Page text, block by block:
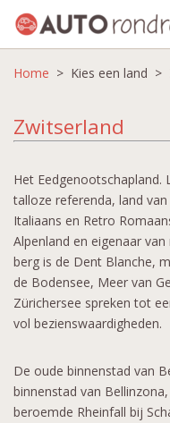
Kies een vakantie
Home Zoeken
Home > Kies een land >
Zwitserland
Het Eedgenootschapland.
talloze referenda, land
Italiaans en Retro
Alpenland en eigenaar
berg is de Dent Blanche,
de Bodensee, Meer van
Zürichersee spreken tot
vol bezienswaardigheden.
De oude binnenstad van
binnenstad van
beroemde Rheinfall bij